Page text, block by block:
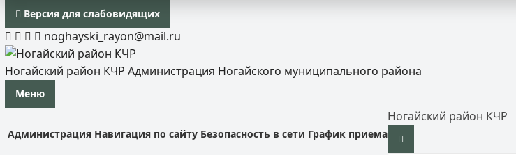
Версия для слабовидящих
noghayski_rayon@mail.ru
Ногайский район КЧР Администрация Ногайского муниципального района
Меню
Администрация Навигация по сайту Безопасность в сети График приема
Ногайский район КЧР